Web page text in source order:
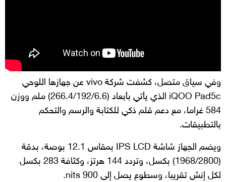
وفي سياق متصل، كشفت شركة vivo عن جهازها اللوحي
iQOO Pad5c الذي يأتي بأبعاد (266.4/192/6.6) ملم ووزن
584 غراما، مع دعم قلم ذكي للكتابة والرسم والتحكم
بالتطبيقات.
ويضم الجهاز شاشة IPS LCD بمقاس 12.1 بوصة، بدقة
(1968/2800) بكسل، وتردد 144 هرتز، وكثافة 283 بكسل
لكل إنش تقريبا، وسطوع يصل إلى 900 nits.